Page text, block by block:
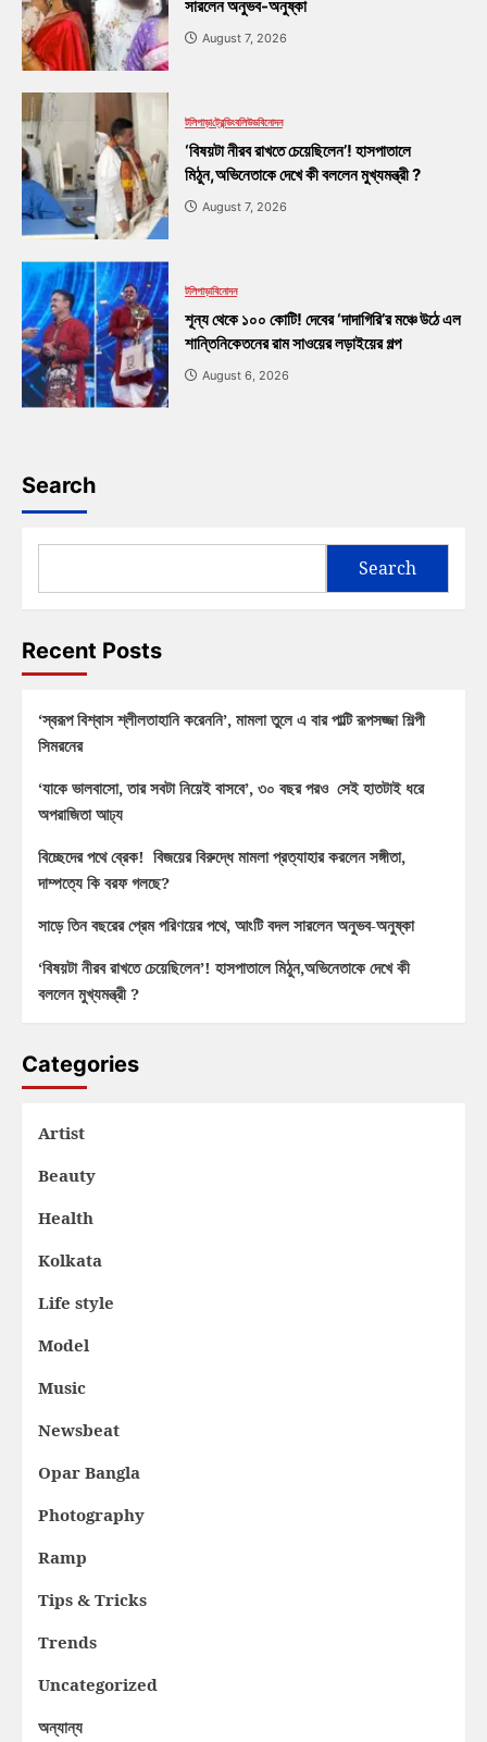
সারলেন অনুভব-অনুষ্কা
August 7, 2026
টলিপাড়াট্রেন্ডিংবলিউডবিনোদন
‘বিষয়টা নীরব রাখতে চেয়েছিলেন’! হাসপাতালে
মিঠুন,অভিনেতাকে দেখে কী বললেন মুখ্যমন্ত্রী ?
August 7, 2026
টলিপাড়াবিনোদন
শূন্য থেকে ১০০ কোটি! দেবের ‘দাদাগিরি’র মঞ্চে উঠে এল
শান্তিনিকেতনের রাম সাওয়ের লড়াইয়ের গল্প
August 6, 2026
Search
Search
Recent Posts
‘স্বরূপ বিশ্বাস শ্লীলতাহানি করেননি’, মামলা তুলে এ বার পাল্টি রূপসজ্জা শিল্পী
সিমরনের
‘যাকে ভালবাসো, তার সবটা নিয়েই বাসবে’, ৩০ বছর পরও সেই হাতটাই ধরে
অপরাজিতা আঢ্য
বিচ্ছেদের পথে ব্রেক! বিজয়ের বিরুদ্ধে মামলা প্রত্যাহার করলেন সঙ্গীতা,
দাম্পত্যে কি বরফ গলছে?
সাড়ে তিন বছরের প্রেম পরিণয়ের পথে, আংটি বদল সারলেন অনুভব-অনুষ্কা
‘বিষয়টা নীরব রাখতে চেয়েছিলেন’! হাসপাতালে মিঠুন,অভিনেতাকে দেখে কী
বললেন মুখ্যমন্ত্রী ?
Categories
Artist
Beauty
Health
Kolkata
Life style
Model
Music
Newsbeat
Opar Bangla
Photography
Ramp
Tips & Tricks
Trends
Uncategorized
অন্যান্য